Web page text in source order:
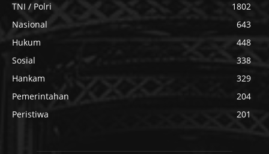
TNI / Polri
1802
Nasional
643
Hukum
448
Sosial
338
Hankam
329
Pemerintahan
204
Peristiwa
201